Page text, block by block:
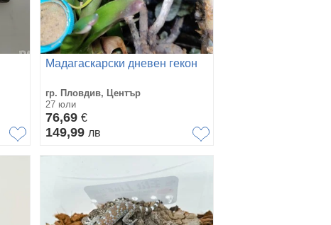
Мадагаскарски дневен гекон
гр. Пловдив, Център
27 юли
76,69 €
149,99 лв